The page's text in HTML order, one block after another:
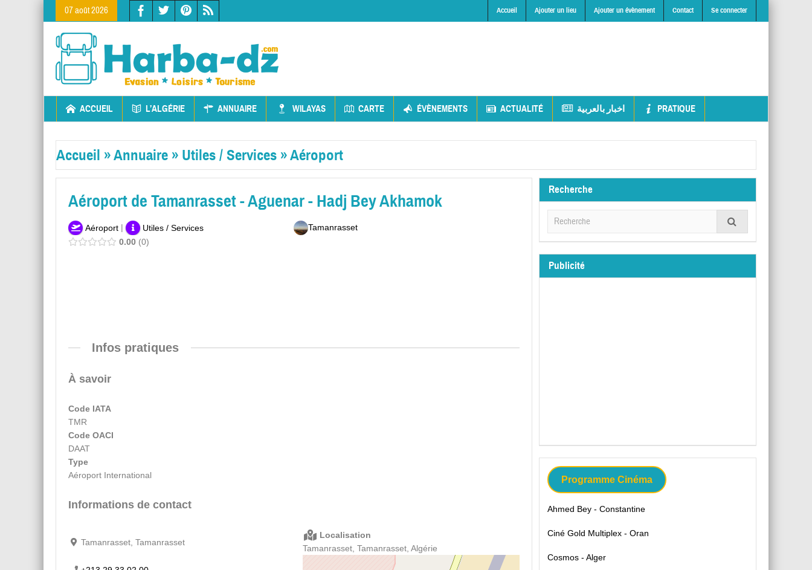
07 août 2026 Accueil Ajouter un lieu Ajouter un évènement Contact Se connecter
ACCUEIL L’ALGÉRIE ANNUAIRE WILAYAS CARTE ÉVÈNEMENTS ACTUALITÉ اخبار بالعربية PRATIQUE
Accueil »Annuaire » Utiles / Services »Aéroport
Aéroport de Tamanrasset - Aguenar - Hadj Bey Akhamok
Aéroport | Utiles / Services
Tamanrasset
0.00 0
Infos pratiques
À savoir
Code IATA
TMR
Code OACI
DAAT
Type
Aéroport International
Informations de contact
Tamanrasset, Tamanrasset
Localisation
Tamanrasset, Tamanrasset, Algérie
Recherche
Publicité
Programme Cinéma
Ahmed Bey - Constantine
Ciné Gold Multiplex - Oran
Cosmos - Alger